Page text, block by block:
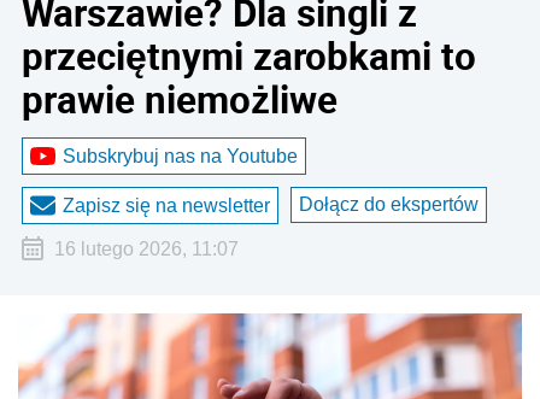
Warszawie? Dla singli z
przeciętnymi zarobkami to
prawie niemożliwe
Subskrybuj nas na Youtube
Zapisz się na newsletter Dołącz do ekspertów
16 lutego 2026, 11:07